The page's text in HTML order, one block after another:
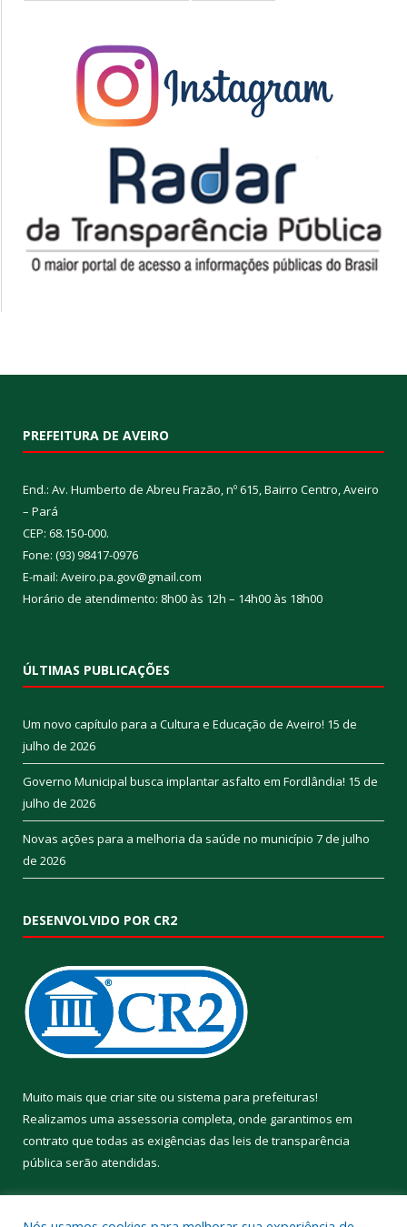
PREFEITURA DE AVEIRO
End.: Av. Humberto de Abreu Frazão, nº 615, Bairro Centro, Aveiro
– Pará
CEP: 68.150-000.
Fone: (93) 98417-0976
E-mail: Aveiro.pa.gov@gmail.com
Horário de atendimento: 8h00 às 12h – 14h00 às 18h00
ÚLTIMAS PUBLICAÇÕES
Um novo capítulo para a Cultura e Educação de Aveiro! 15 de
julho de 2026
Governo Municipal busca implantar asfalto em Fordlândia! 15 de
julho de 2026
Novas ações para a melhoria da saúde no município 7 de julho
de 2026
DESENVOLVIDO POR CR2
Muito mais que criar site ou sistema para prefeituras!
Realizamos uma assessoria completa, onde garantimos em
contrato que todas as exigências das leis de transparência
pública serão atendidas.